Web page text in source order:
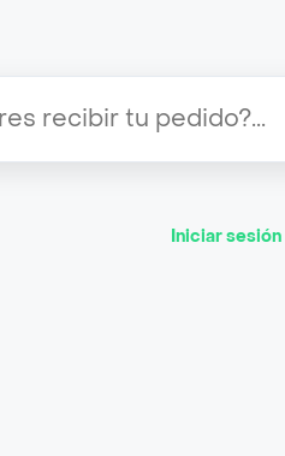
Iniciar sesión